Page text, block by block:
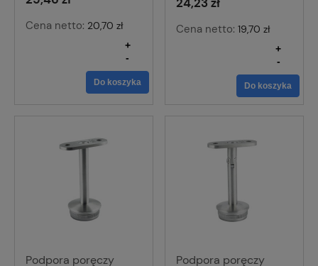
Cena netto: 20,70 zł
-
+
Do koszyka
Cena netto:19,70 zł
-
+
Do koszyka
Podpora poręczy
Podpora poręczy